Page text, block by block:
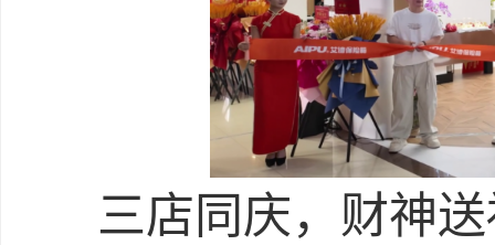
三店同庆，财神